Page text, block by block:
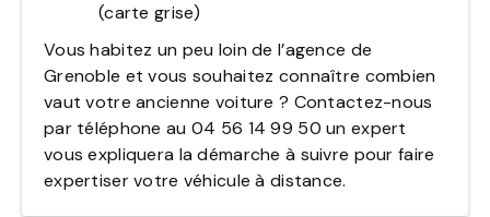
(carte grise)
Vous habitez un peu loin de l’agence de
Grenoble et vous souhaitez connaître combien
vaut votre ancienne voiture ? Contactez-nous
par téléphone au 04 56 14 99 50 un expert
vous expliquera la démarche à suivre pour faire
expertiser votre véhicule à distance.